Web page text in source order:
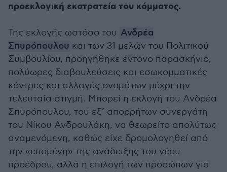
προεκλογική εκστρατεία του κόμματος.
Της εκλογής ωστόσο του Ανδρέα
Σπυρόπουλου και των 31 μελών του Πολιτικού
Συμβουλίου, προηγήθηκε έντονο παρασκήνιο,
πολύωρες διαβουλεύσεις και εσωκομματικές
κόντρες και αλλαγές ονομάτων μέχρι την
τελευταία στιγμή. Μπορεί η εκλογή του Ανδρέα
Σπυρόπουλου, του εξ’ απορρήτων συνεργάτη
του Νίκου Ανδρουλάκη, να θεωρείτο απολύτως
αναμενόμενη, καθώς είχε δρομολογηθεί από
την «επομένη» της ανάδειξης του νέου
προέδρου, αλλά η επιλογή των προσώπων για